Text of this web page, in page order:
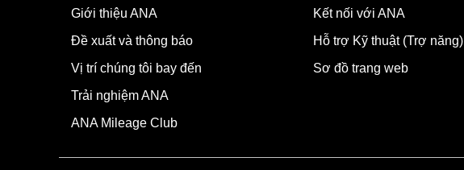
Giới thiệu ANA
Đề xuất và thông báo
Vị trí chúng tôi bay đến
Trải nghiệm ANA
ANA Mileage Club
Kết nối với ANA
Hỗ trợ Kỹ thuật (Trợ năng)
Sơ đồ trang web